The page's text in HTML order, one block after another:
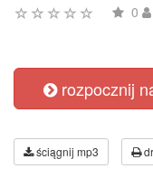
0
rozpocznij
ściągnij mp3